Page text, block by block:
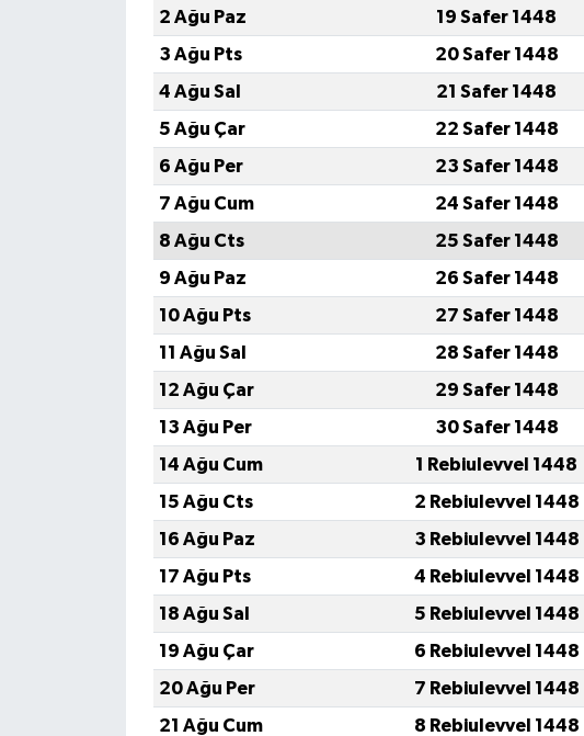
2 Ağu Paz
19 Safer 1448
3 Ağu Pts
20 Safer 1448
4 Ağu Sal
21 Safer 1448
5 Ağu Çar
22 Safer 1448
6 Ağu Per
23 Safer 1448
7 Ağu Cum
24 Safer 1448
8 Ağu Cts
25 Safer 1448
9 Ağu Paz
26 Safer 1448
10 Ağu Pts
27 Safer 1448
11 Ağu Sal
28 Safer 1448
12 Ağu Çar
29 Safer 1448
13 Ağu Per
30 Safer 1448
14 Ağu Cum
1 Rebiulevvel 1448
15 Ağu Cts
2 Rebiulevvel 1448
16 Ağu Paz
3 Rebiulevvel 1448
17 Ağu Pts
4 Rebiulevvel 1448
18 Ağu Sal
5 Rebiulevvel 1448
19 Ağu Çar
6 Rebiulevvel 1448
20 Ağu Per
7 Rebiulevvel 1448
21 Ağu Cum
8 Rebiulevvel 1448
Rüya Tabirleri